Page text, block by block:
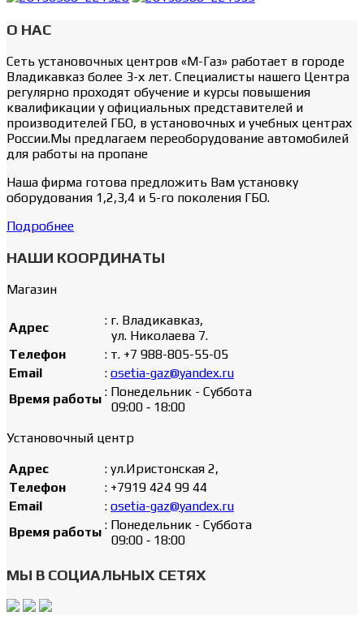
О НАС
Сеть установочных центров «М-Газ» работает в городе
Владикавказ более 3-х лет. Cпециалисты нашего Центра
регулярно проходят обучение и курсы повышения
квалификации у официальных представителей и
производителей ГБО, в установочных и учебных центрах
России.Мы предлагаем переоборудование автомобилей
для работы на пропане
Наша фирма готова предложить Вам установку
оборудования 1,2,3,4 и 5-го поколения ГБО.
Подробнее
НАШИ КООРДИНАТЫ
Магазин
Адрес
: г. Владикавказ,
ул. Николаева 7.
Телефон
: т. +7 988-805-55-05
Email
: osetia-gaz@yandex.ru
Время работы : Понедельник - Суббота
09:00 ‐ 18:00
Установочный центр
Адрес
: ул.Иристонская 2,
Телефон
: +7919 424 99 44
Email
: osetia-gaz@yandex.ru
Время работы : Понедельник - Суббота
09:00 ‐ 18:00
МЫ В СОЦИАЛЬНЫХ СЕТЯХ